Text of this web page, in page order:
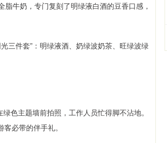
牛奶，专门复刻了明绿液白酒的豆香口感，
三件套”：明绿液酒、奶绿波奶茶、旺绿波绿
色主题墙前拍照，工作人员忙得脚不沾地。
必带的伴手礼。